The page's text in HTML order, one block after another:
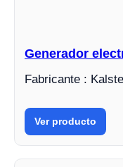
Generador
Fabricante :
Ver producto